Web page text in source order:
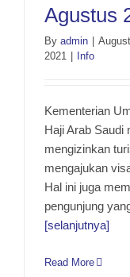
Agustus
By admin
2021
Info
Kementerian
Haji Arab Saudi
mengizinkan
mengajukan
Hal ini juga
pengunjung
[selanjutnya]
Read More